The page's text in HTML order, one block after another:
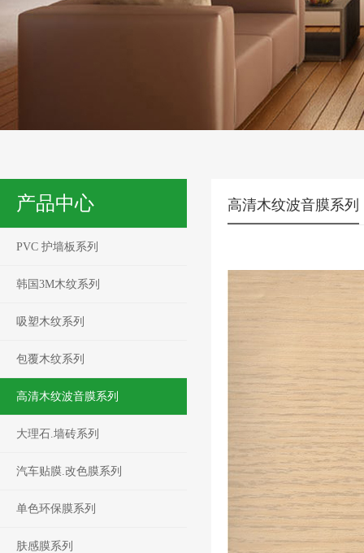
产品中心
PVC 护墙板系列
韩国3M木纹系列
吸塑木纹系列
包覆木纹系列
高清木纹波音膜系列
大理石.墙砖系列
汽车贴膜.改色膜系列
单色环保膜系列
肤感膜系列
高清木纹波音膜系列